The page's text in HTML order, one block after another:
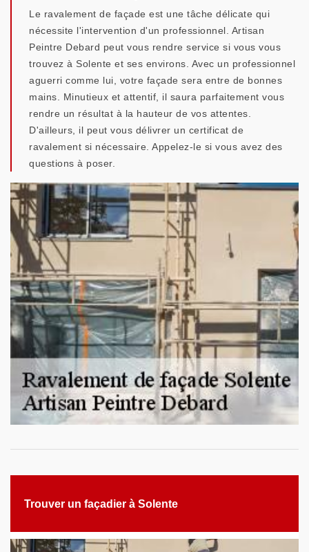
Le ravalement de façade est une tâche délicate qui
nécessite l'intervention d'un professionnel. Artisan
Peintre Debard peut vous rendre service si vous vous
trouvez à Solente et ses environs. Avec un professionnel
aguerri comme lui, votre façade sera entre de bonnes
mains. Minutieux et attentif, il saura parfaitement vous
rendre un résultat à la hauteur de vos attentes.
D'ailleurs, il peut vous délivrer un certificat de
ravalement si nécessaire. Appelez-le si vous avez des
questions à poser.
Trouver un façadier à Solente